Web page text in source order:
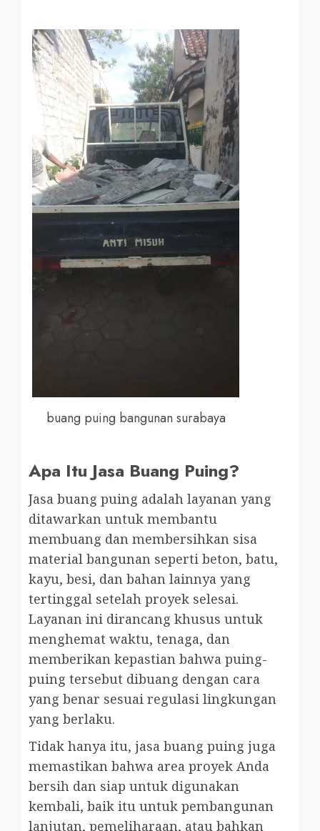
buang puing bangunan surabaya
Apa Itu Jasa Buang Puing?
Jasa buang puing adalah layanan yang
ditawarkan untuk membantu
membuang dan membersihkan sisa
material bangunan seperti beton, batu,
kayu, besi, dan bahan lainnya yang
tertinggal setelah proyek selesai.
Layanan ini dirancang khusus untuk
menghemat waktu, tenaga, dan
memberikan kepastian bahwa puing-
puing tersebut dibuang dengan cara
yang benar sesuai regulasi lingkungan
yang berlaku.
Tidak hanya itu, jasa buang puing juga
memastikan bahwa area proyek Anda
bersih dan siap untuk digunakan
kembali, baik itu untuk pembangunan
lanjutan, pemeliharaan, atau bahkan